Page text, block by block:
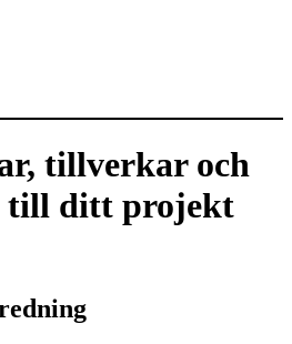
tillverkar och
till ditt projekt